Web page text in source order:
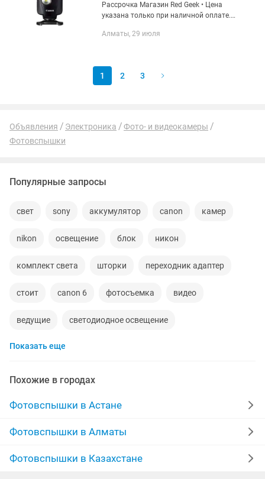
Рассрочка Магазин Red Geek • Цена
указана только при наличной оплате.
которая на витрине • Рассрочка 0-0-12
Алматы, 29 июля
1 2 3
Объявления Электроника
Фото- и видеокамеры
Фотовспышки
Популярные запросы
свет sony аккумулятор canon камер
nikon освещение блок никон
комплект света шторки переходник адаптер
стоит canon 6 фотосъемка видео
ведущие светодиодное освещение
nikon объективы
новые оригинальные зарядка аккумулятора
селфи note iphone pro max
ipad air аккумуляторы для ноутбуков
Показать еще
Похожие в городах
Фотовспышки в Астане
Фотовспышки в Алматы
Фотовспышки в Казахстане